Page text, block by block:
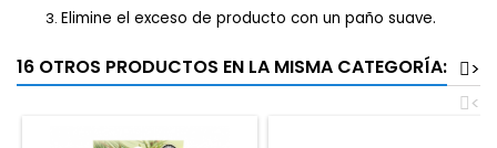
Elimine el exceso de producto con un paño suave.
16 OTROS PRODUCTOS EN LA MISMA CATEGORÍA:
>
<